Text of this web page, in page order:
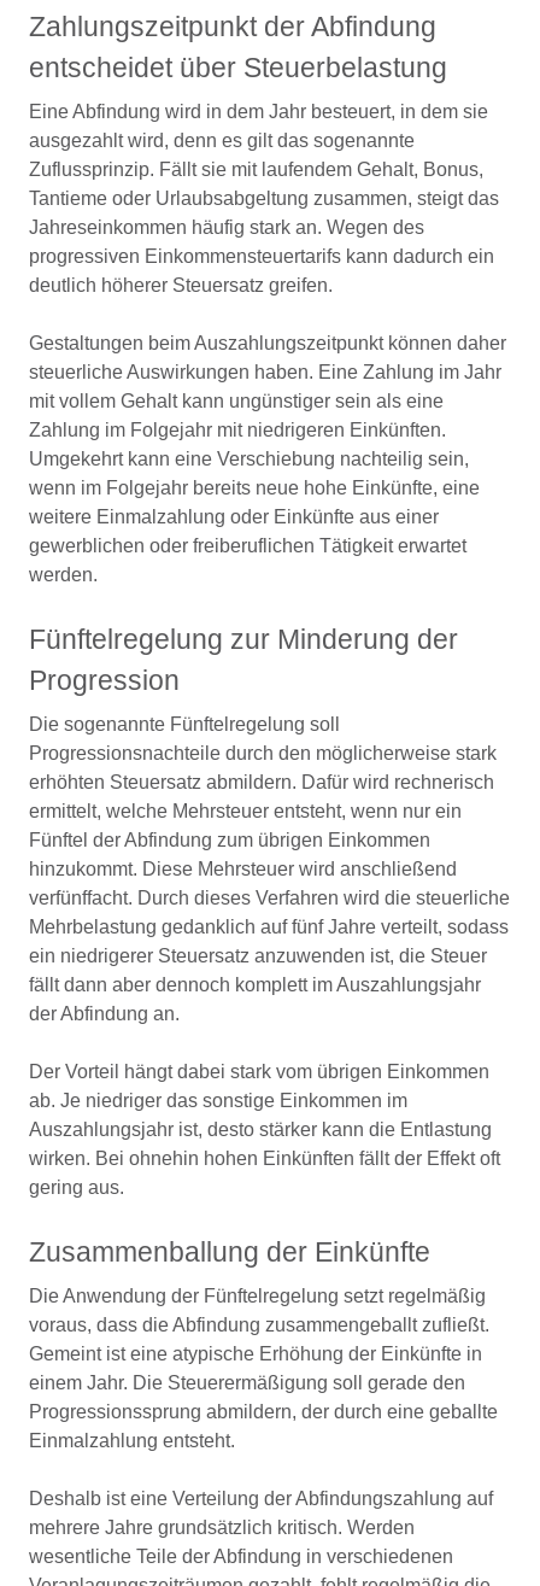
Zahlungszeitpunkt der Abfindung
entscheidet über Steuerbelastung
Eine Abfindung wird in dem Jahr besteuert, in dem sie
ausgezahlt wird, denn es gilt das sogenannte
Zuflussprinzip. Fällt sie mit laufendem Gehalt, Bonus,
Tantieme oder Urlaubsabgeltung zusammen, steigt das
Jahreseinkommen häufig stark an. Wegen des
progressiven Einkommensteuertarifs kann dadurch ein
deutlich höherer Steuersatz greifen.
Gestaltungen beim Auszahlungszeitpunkt können daher
steuerliche Auswirkungen haben. Eine Zahlung im Jahr
mit vollem Gehalt kann ungünstiger sein als eine
Zahlung im Folgejahr mit niedrigeren Einkünften.
Umgekehrt kann eine Verschiebung nachteilig sein,
wenn im Folgejahr bereits neue hohe Einkünfte, eine
weitere Einmalzahlung oder Einkünfte aus einer
gewerblichen oder freiberuflichen Tätigkeit erwartet
werden.
Fünftelregelung zur Minderung der
Progression
Die sogenannte Fünftelregelung soll
Progressionsnachteile durch den möglicherweise stark
erhöhten Steuersatz abmildern. Dafür wird rechnerisch
ermittelt, welche Mehrsteuer entsteht, wenn nur ein
Fünftel der Abfindung zum übrigen Einkommen
hinzukommt. Diese Mehrsteuer wird anschließend
verfünffacht. Durch dieses Verfahren wird die steuerliche
Mehrbelastung gedanklich auf fünf Jahre verteilt, sodass
ein niedrigerer Steuersatz anzuwenden ist, die Steuer
fällt dann aber dennoch komplett im Auszahlungsjahr
der Abfindung an.
Der Vorteil hängt dabei stark vom übrigen Einkommen
ab. Je niedriger das sonstige Einkommen im
Auszahlungsjahr ist, desto stärker kann die Entlastung
wirken. Bei ohnehin hohen Einkünften fällt der Effekt oft
gering aus.
Zusammenballung der Einkünfte
Die Anwendung der Fünftelregelung setzt regelmäßig
voraus, dass die Abfindung zusammengeballt zufließt.
Gemeint ist eine atypische Erhöhung der Einkünfte in
einem Jahr. Die Steuerermäßigung soll gerade den
Progressionssprung abmildern, der durch eine geballte
Einmalzahlung entsteht.
Deshalb ist eine Verteilung der Abfindungszahlung auf
mehrere Jahre grundsätzlich kritisch. Werden
wesentliche Teile der Abfindung in verschiedenen